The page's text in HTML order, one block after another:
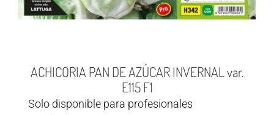
ACHICORIA PAN DE AZÚCAR INVERNAL var.
E115 F1
Solo disponible para profesionales